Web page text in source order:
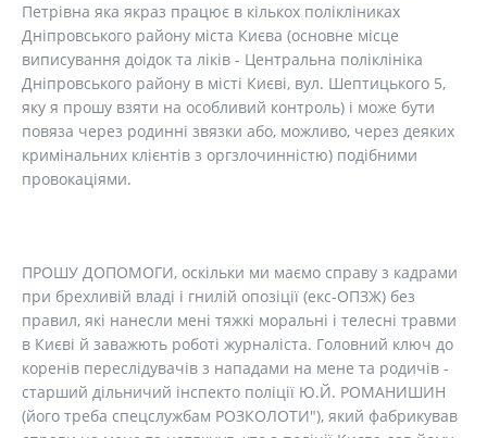
Петрівна яка якраз працює в кількох полікліниках
Дніпровського району міста Києва (основне місце
виписування доідок та ліків - Центральна поліклініка
Дніпровського району в місті Києві, вул. Шептицького 5,
яку я прошу взяти на особливий контроль) і може бути
повяза через родинні звязки або, можливо, через деяких
кримінальних клієнтів з оргзлочинністю) подібними
провокаціями.
ПРОШУ ДОПОМОГИ, оскільки ми маємо справу з кадрами
при брехливій владі і гнилій опозіції (екс-ОПЗЖ) без
правил, які нанесли мені тяжкі моральні і телесні травми
в Києві й заважють роботі журналіста. Головний ключ до
коренів переслідувачів з нападами на мене та родичів -
старший дільничий інспекто поліції Ю.Й. РОМАНИШИН
(його треба спецслужбам РОЗКОЛОТИ"), який фабрикував